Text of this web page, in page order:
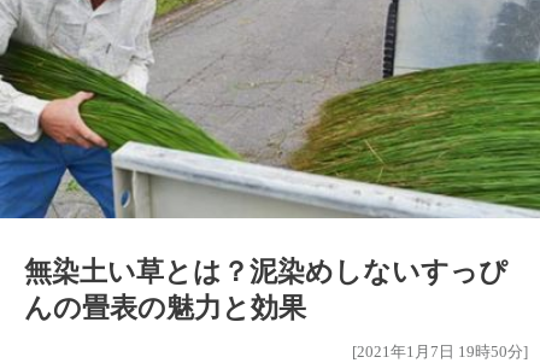
無染土い草とは？泥染めしないすっぴ
んの畳表の魅力と効果
[2021年1月7日 19時50分]